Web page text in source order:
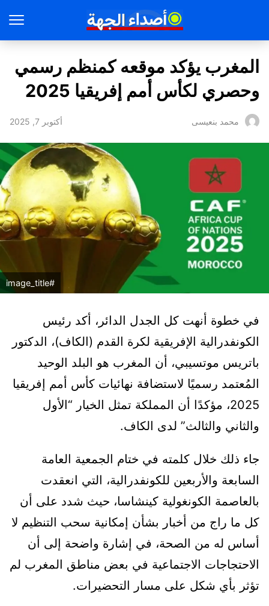
المغرب يؤكد موقعه كمنظم رسمي
وحصري لكأس أمم إفريقيا 2025
محمد بنعيسى أكتوبر 7, 2025
#image_title
في خطوة أنهت كل الجدل الدائر، أكد رئيس
الكونفدرالية الإفريقية لكرة القدم (الكاف)، الدكتور
باتريس موتسيبي، أن المغرب هو البلد الوحيد
المُعتمد رسميًا لاستضافة نهائيات كأس أمم إفريقيا
2025، مؤكدًا أن المملكة تمثل الخيار “الأول
والثاني والثالث” لدى الكاف.
جاء ذلك خلال كلمته في ختام الجمعية العامة
السابعة والأربعين للكونفدرالية، التي انعقدت
بالعاصمة الكونغولية كينشاسا، حيث شدد على أن
كل ما راج من أخبار بشأن إمكانية سحب التنظيم لا
أساس له من الصحة، في إشارة واضحة إلى أن
الاحتجاجات الاجتماعية في بعض مناطق المغرب لم
تؤثر بأي شكل على مسار التحضيرات.